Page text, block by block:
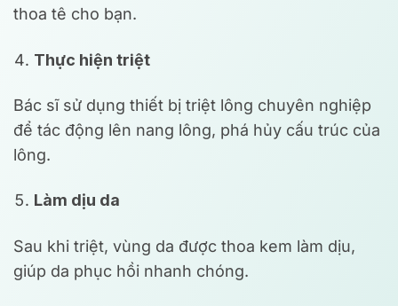
thoa tê cho bạn.
Thực hiện triệt
Bác sĩ sử dụng thiết bị triệt lông chuyên nghiệp
để tác động lên nang lông, phá hủy cấu trúc của
lông.
Làm dịu da
Sau khi triệt, vùng da được thoa kem làm dịu,
giúp da phục hồi nhanh chóng.